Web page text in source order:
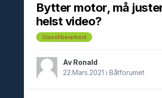
Bytter motor, må
helst video?
Glassfiberarbeid
Av Ronald
22.Mars.2021 i Båtforumet